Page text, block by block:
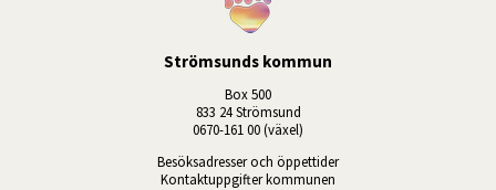
Strömsunds kommun
Box 500
833 24 Strömsund
0670-161 00 (växel)
Besöksadresser och öppettider
Kontaktuppgifter kommunen